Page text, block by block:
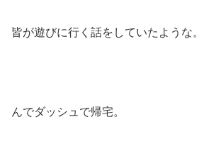
皆が遊びに行く話をしていたような。
んでダッシュで帰宅。